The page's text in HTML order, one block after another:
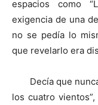
espacios como
exigencia de una
no se pedía lo
que revelarlo era
Decía que
los cuatro